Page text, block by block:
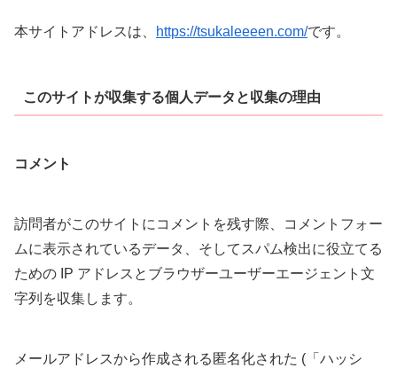
本サイトアドレスは、 https://tsukaleeeen.com/です。
このサイトが収集する個人データと収集の理由
コメント
訪問者がこのサイトにコメントを残す際、コメントフォー
ムに表示されているデータ、そしてスパム検出に役立てる
ための IP アドレスとブラウザーユーザーエージェント文
字列を収集します。
メールアドレスから作成される匿名化された (「ハッシ